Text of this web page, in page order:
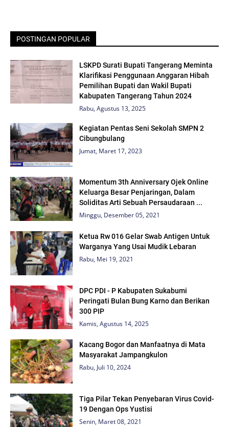
POSTINGAN POPULAR
LSKPD Surati Bupati Tangerang Meminta
Klarifikasi Penggunaan Anggaran Hibah
Pemilihan Bupati dan Wakil Bupati
Kabupaten Tangerang Tahun 2024
Rabu, Agustus 13, 2025
Kegiatan Pentas Seni Sekolah SMPN 2
Cibungbulang
Jumat, Maret 17, 2023
Momentum 3th Anniversary Ojek Online
Keluarga Besar Penjaringan, Dalam
Soliditas Arti Sebuah Persaudaraan ...
Minggu, Desember 05, 2021
Ketua Rw 016 Gelar Swab Antigen Untuk
Warganya Yang Usai Mudik Lebaran
Rabu, Mei 19, 2021
DPC PDI - P Kabupaten Sukabumi
Peringati Bulan Bung Karno dan Berikan
300 PIP
Kamis, Agustus 14, 2025
Kacang Bogor dan Manfaatnya di Mata
Masyarakat Jampangkulon
Rabu, Juli 10, 2024
Tiga Pilar Tekan Penyebaran Virus Covid-
19 Dengan Ops Yustisi
Senin, Maret 08, 2021